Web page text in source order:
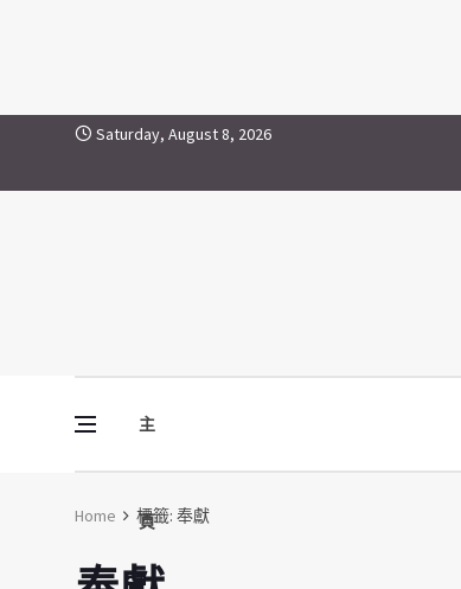
Skip to contentSaturday, August 8, 2026
主
頁
Vine Media
葡萄樹傳媒
Home 標籤: 奉獻